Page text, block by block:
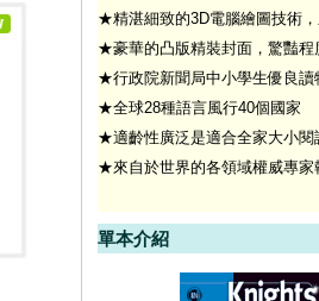
★精湛細致的3D電腦繪圖技術
★豪華的凸版精裝封面，驚豔程
★行政院新聞局中小學生優良讀
★全球28種語言風行40個國家
★適齡性廣泛是適合全家大小閱
★來自於世界的各領域權威專家
單本介紹